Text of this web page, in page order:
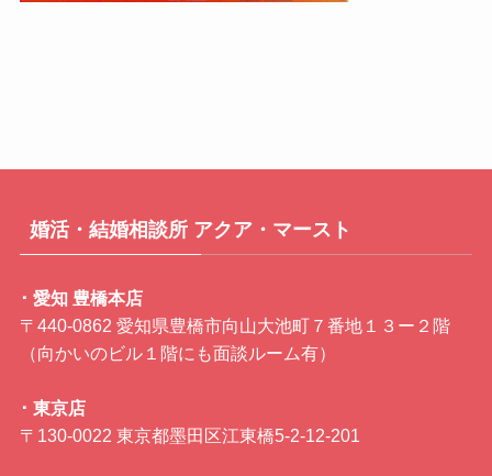
婚活・結婚相談所 アクア・マースト
･ 愛知 豊橋本店
〒440-0862 愛知県豊橋市向山大池町７番地１３ー２階
（向かいのビル１階にも面談ルーム有）
･ 東京店
〒130-0022 東京都墨田区江東橋5-2-12-201